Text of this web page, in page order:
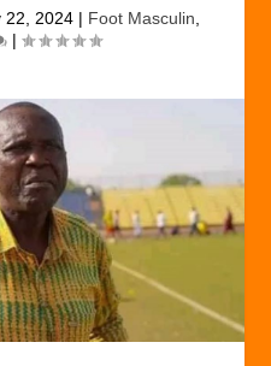
22, 2024 | Foot Masculin
|